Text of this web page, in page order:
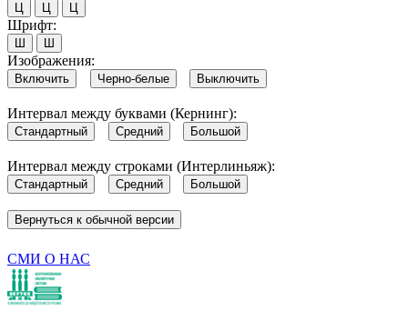
Ц Ц Ц
Шрифт:
Ш Ш
Изображения:
Включить Черно-белые Выключить
Интервал между буквами (Кернинг):
Стандартный Средний Большой
Интервал между строками (Интерлиньяж):
Стандартный Средний Большой
Вернуться к обычной версии
СМИ О НАС